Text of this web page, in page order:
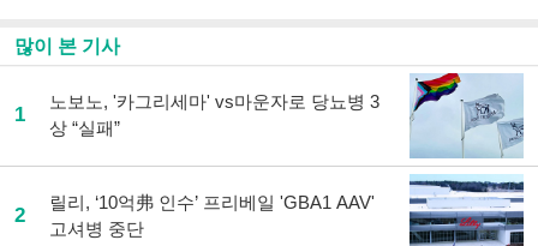
많이 본 기사
1
노보노, '카그리세마' vs마운자로 당뇨병 3
상 “실패”
2
릴리, ‘10억弗 인수’ 프리베일 'GBA1 AAV'
고셔병 중단